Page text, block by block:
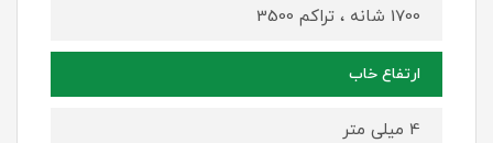
1700 شانه ، تراکم 3500
ارتفاع خاب
4 میلی متر